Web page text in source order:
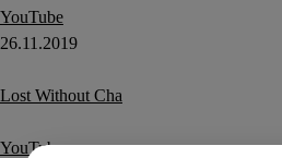
YouTube
26.11.2019
Lost Without Cha
YouTube